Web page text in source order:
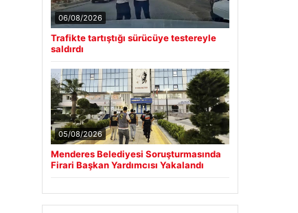
06/08/2026
Trafikte tartıştığı sürücüye testereyle
saldırdı
05/08/2026
Menderes Belediyesi Soruşturmasında
Firari Başkan Yardımcısı Yakalandı